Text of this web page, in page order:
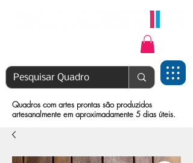
Quadros com artes prontas são produzidos
artesanalmente em aproximadamente 5 dias úteis.